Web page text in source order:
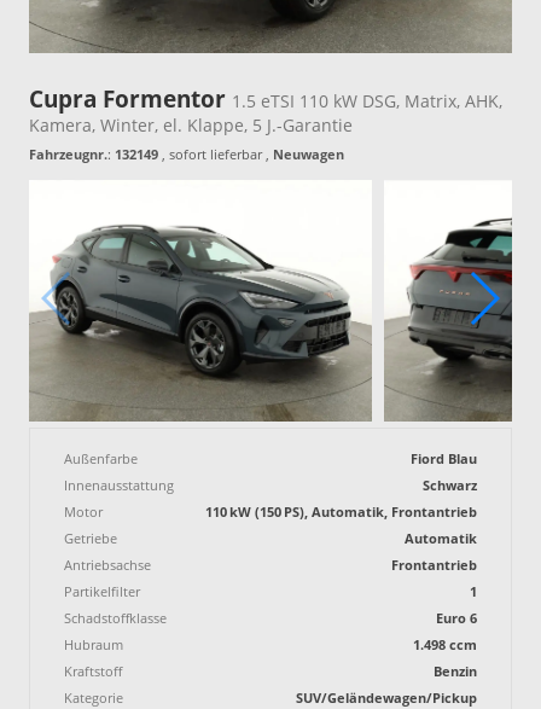
Cupra Formentor 1.5 eTSI 110 kW DSG, Matrix, AHK,
Kamera, Winter, el. Klappe, 5 J.-Garantie
Fahrzeugnr.: 132149 , sofort lieferbar, Neuwagen
Außenfarbe
Fiord Blau
Innenausstattung
Schwarz
Motor
110 kW (150 PS), Automatik, Frontantrieb
Getriebe
Automatik
Antriebsachse
Frontantrieb
Partikelfilter
1
Schadstoffklasse
Euro 6
Hubraum
1.498 ccm
Kraftstoff
Benzin
Kategorie
SUV/Geländewagen/Pickup